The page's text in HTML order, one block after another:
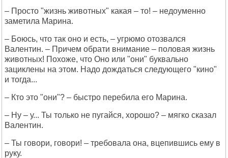
– Просто "жизнь животных" какая – то! – недоуменно
заметила Марина.
– Боюсь, что так оно и есть, – угрюмо отозвался
Валентин. – Причем обрати внимание – половая жизнь
животных! Похоже, что Оно или "они" буквально
зациклены на этом. Надо дождаться следующего "кино"
и тогда...
– Кто это "они"? – быстро перебила его Марина.
– Ну – у... Ты только не пугайся, хорошо? – мягко сказал
Валентин.
– Ты говори, говори! – требовала она, вцепившись ему в
руку.